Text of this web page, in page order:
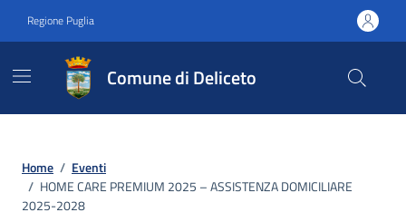
Regione Puglia
Comune di Deliceto
Home / Eventi
/ HOME CARE PREMIUM 2025 – ASSISTENZA DOMICILIARE
2025-2028